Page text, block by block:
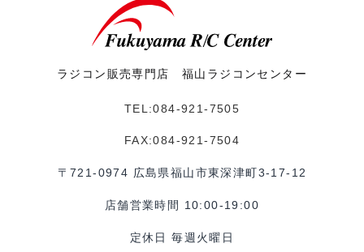
ラジコン販売専門店 福山ラジコンセンター
TEL:084-921-7505
FAX:084-921-7504
〒721-0974 広島県福山市東深津町3-17-12
店舗営業時間 10:00-19:00
定休日 毎週火曜日